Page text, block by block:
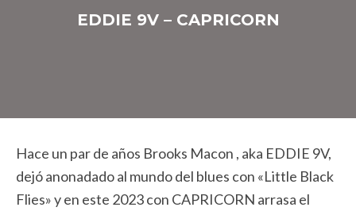
EDDIE 9V – CAPRICORN
Hace un par de años Brooks Macon , aka EDDIE 9V,
dejó anonadado al mundo del blues con «Little Black
Flies» y en este 2023 con CAPRICORN arrasa el